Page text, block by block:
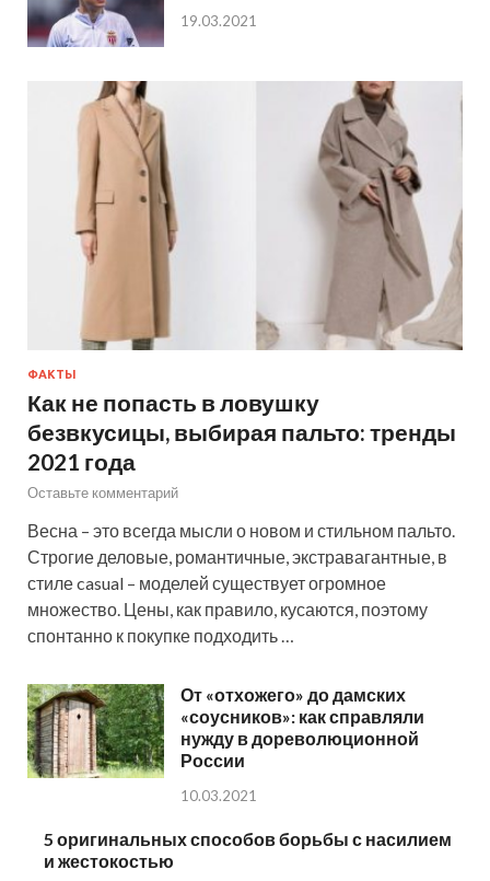
19.03.2021
ФАКТЫ
Как не попасть в ловушку
безвкусицы, выбирая пальто: тренды
2021 года
Оставьте комментарий
Весна – это всегда мысли о новом и стильном пальто.
Строгие деловые, романтичные, экстравагантные, в
стиле casual – моделей существует огромное
множество. Цены, как правило, кусаются, поэтому
спонтанно к покупке подходить …
От «отхожего» до дамских
«соусников»: как справляли
нужду в дореволюционной
России
10.03.2021
5 оригинальных способов борьбы с насилием
и жестокостью